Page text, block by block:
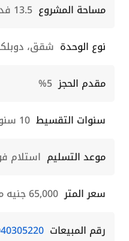
مساحة المشروع 13.5 فدان
نوع الوحدة شقق،
مقدم الحجز 5%
سنوات التقسيط 10 سنوات
موعد التسليم استلام
سعر المتر 65,000 جنيه مصري
رقم المبيعات